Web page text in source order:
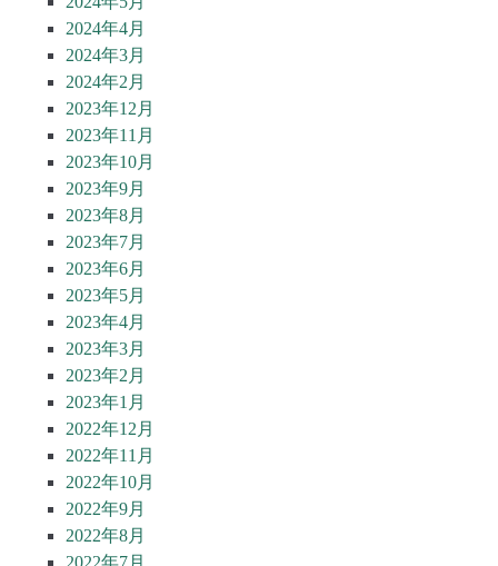
2024年4月
2024年3月
2024年2月
2023年12月
2023年11月
2023年10月
2023年9月
2023年8月
2023年7月
2023年6月
2023年5月
2023年4月
2023年3月
2023年2月
2023年1月
2022年12月
2022年11月
2022年10月
2022年9月
2022年8月
2022年7月